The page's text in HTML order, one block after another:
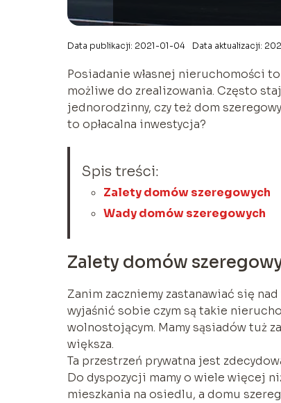
Data publikacji: 2021-01-04 Data aktualizacji:
Posiadanie własnej nieruchomości
możliwe do zrealizowania. Często
jednorodzinny, czy też dom
to opłacalna inwestycja?
Spis treści:
Zalety domów szeregowych
Wady domów szeregowych
Zalety domów
Zanim zaczniemy zastanawiać się
wyjaśnić sobie czym są takie
wolnostojącym. Mamy sąsiadów tuż
większa.
Ta przestrzeń prywatna jest
Do dyspozycji mamy o wiele więcej
mieszkania na osiedlu, a domu